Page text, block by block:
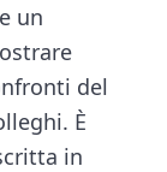
un
del
È
in